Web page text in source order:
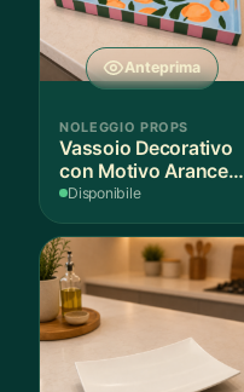
Anteprima
NOLEGGIO PROPS
Vassoio Decorativo
con Motivo Arance e
Foglie
Disponibile